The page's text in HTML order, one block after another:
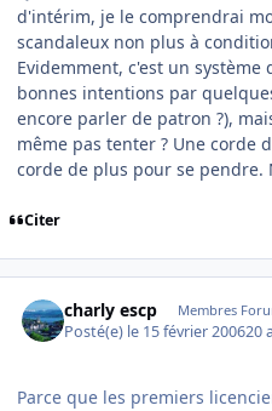
d'intérim, je le comprendrai
scandaleux non plus à
Evidemment, c'est un
bonnes intentions par
encore parler de patron ?),
même pas tenter ? Une corde
corde de plus pour se pendre.
Citer
charly escp Membres
Posté(e) le 15 février 200620 a
Parce que les premiers